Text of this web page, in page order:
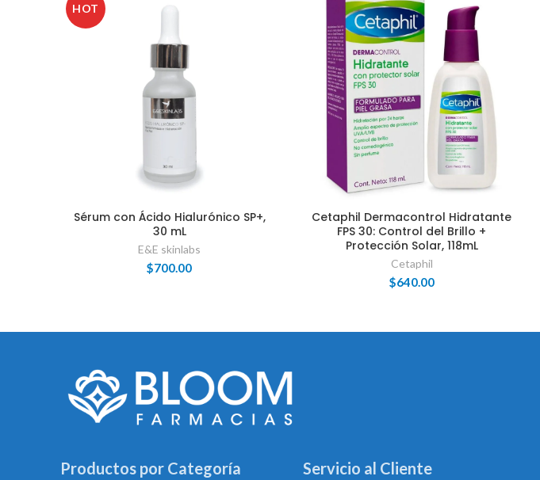
HOT
Sérum con Ácido Hialurónico SP+,
30 mL
E&E skinlabs
$700.00
Cetaphil Dermacontrol Hidratante
FPS 30: Control del Brillo +
Protección Solar, 118mL
Cetaphil
$640.00
Productos por Categoría Servicio al Cliente